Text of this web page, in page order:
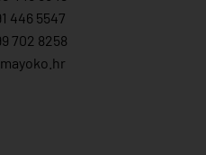
446 5547
702 8258
hr